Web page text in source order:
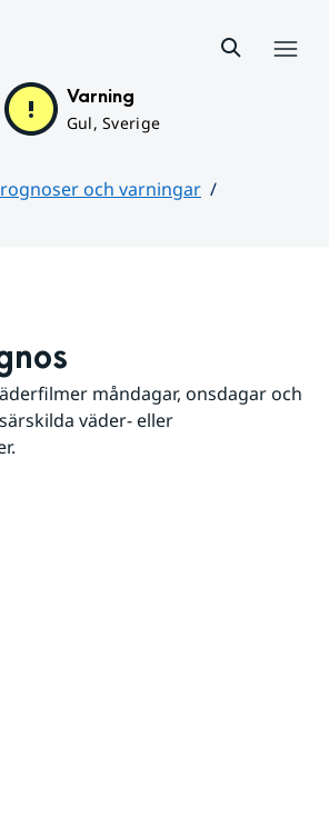
Varning
Gul, Sverige
och varningar
måndagar, onsdagar och
väder- eller